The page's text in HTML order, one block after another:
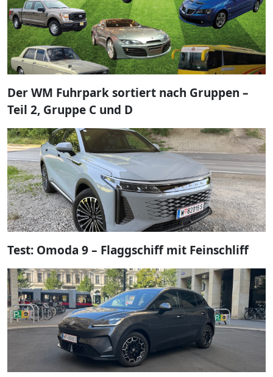
Der WM Fuhrpark sortiert nach Gruppen –
Teil 2, Gruppe C und D
Test: Omoda 9 – Flaggschiff mit Feinschliff